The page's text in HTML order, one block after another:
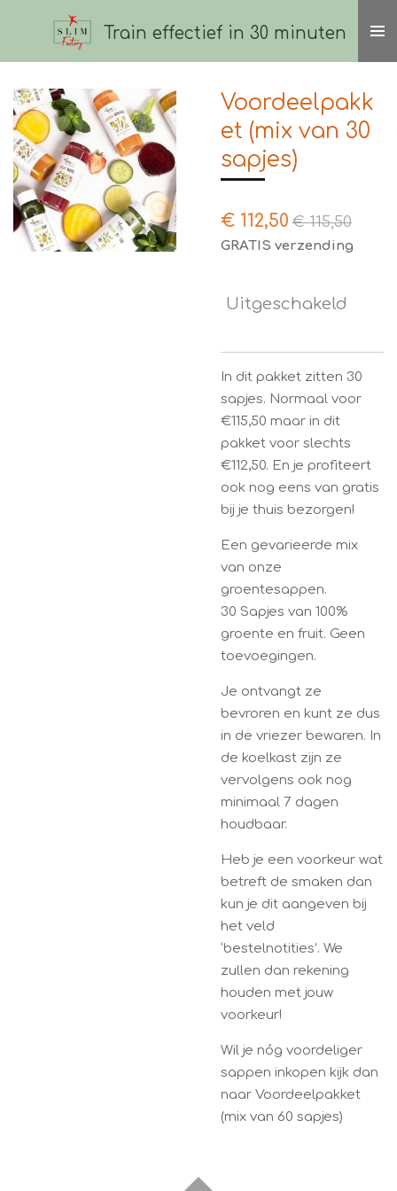
naar
de
hoofdinhoud
Train effectief in 30 minuten
Voordeelpakk
et (mix van 30
sapjes)
€ 112,50 € 115,50
GRATIS verzending
Uitgeschakeld
In dit pakket zitten 30
sapjes. Normaal voor
€115,50 maar in dit
pakket voor slechts
€112,50. En je profiteert
ook nog eens van gratis
bij je thuis bezorgen!
Een gevarieerde mix
van onze
groentesappen.
30 Sapjes van 100%
groente en fruit. Geen
toevoegingen.
Je ontvangt ze
bevroren en kunt ze dus
in de vriezer bewaren. In
de koelkast zijn ze
vervolgens ook nog
minimaal 7 dagen
houdbaar.
Heb je een voorkeur wat
betreft de smaken dan
kun je dit aangeven bij
het veld
‘bestelnotities’. We
zullen dan rekening
houden met jouw
voorkeur!
Wil je nóg voordeliger
sappen inkopen kijk dan
naar Voordeelpakket
(mix van 60 sapjes)